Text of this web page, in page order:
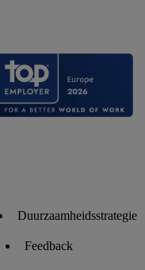
Duurzaamheidsstrategie
Feedback